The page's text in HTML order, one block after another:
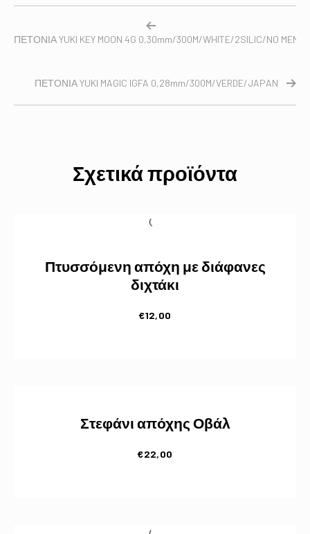
ΠΕΤΟΝΙΑ YUKI KEY MOON 4G 0,30mm/300M/WHITE/2SILIC/NO
ΠΕΤΟΝΙΑ YUKI MAGIC IGFA 0,28mm/300M/VERDE/JAPAN
Σχετικά προϊόντα
Πτυσσόμενη απόχη με διάφανες
διχτάκι
€12,00
Στεφάνι απόχης Οβάλ
€22,00